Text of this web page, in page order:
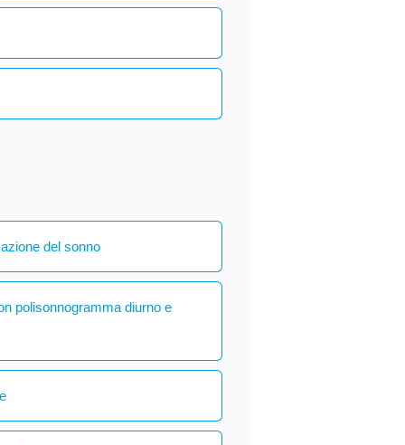
del sonno
polisonnogramma diurno e